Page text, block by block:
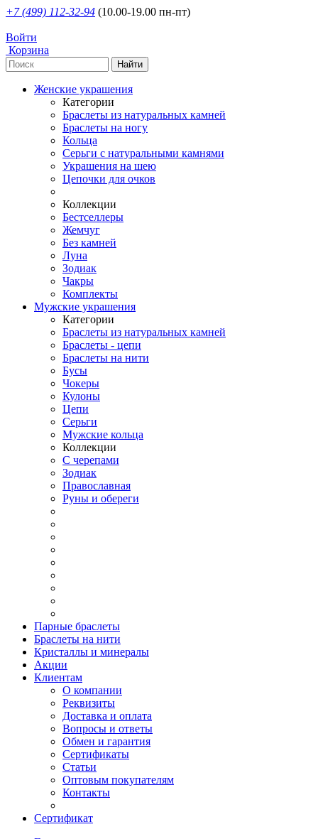
+7 (499) 112-32-94 (10.00-19.00 пн-пт)
Войти
Корзина
Женские украшения
Категории
Браслеты из натуральных камней
Браслеты на ногу
Кольца
Серьги с натуральными камнями
Украшения на шею
Цепочки для очков
Коллекции
Бестселлеры
Жемчуг
Без камней
Луна
Зодиак
Чакры
Комплекты
Мужские украшения
Категории
Браслеты из натуральных камней
Браслеты - цепи
Браслеты на нити
Бусы
Чокеры
Кулоны
Цепи
Серьги
Мужские кольца
Коллекции
С черепами
Зодиак
Православная
Руны и обереги
Парные браслеты
Браслеты на нити
Кристаллы и минералы
Акции
Клиентам
О компании
Реквизиты
Доставка и оплата
Вопросы и ответы
Обмен и гарантия
Сертификаты
Статьи
Оптовым покупателям
Контакты
Сертификат